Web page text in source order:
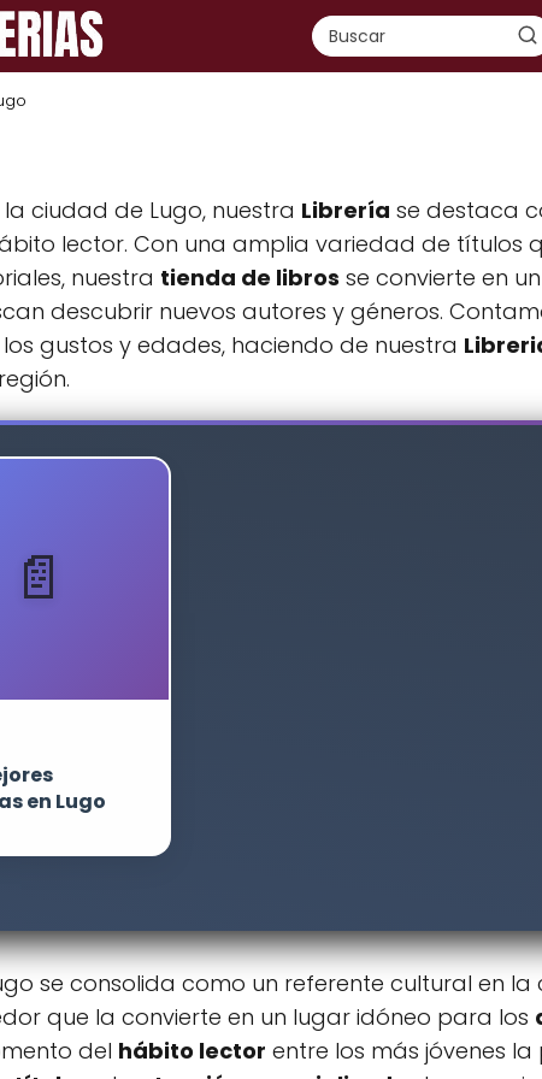
ciudad de Lugo, nuestra Librería se destaca
lector. Con una amplia variedad de
nuestra tienda de libros se convierte en
descubrir nuevos autores y géneros.
gustos y edades, haciendo de nuestra
en Lugo
se consolida como un referente cultural en
que la convierte en un lugar idóneo para los
del hábito lector entre los más jóvenes